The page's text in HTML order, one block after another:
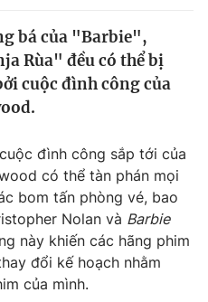
bá của "Barbie",
Rùa" đều có thể bị
cuộc đình công của
đình công sắp tới của
có thể tàn phán mọi
bom tấn phòng vé, bao
Nolan và Barbie
này khiến các hãng phim
đổi kế hoạch nhằm
của mình.